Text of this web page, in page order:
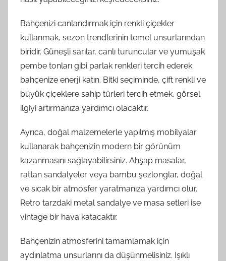
Bahçenizi canlandırmak için renkli çiçekler
kullanmak, sezon trendlerinin temel unsurlarından
biridir. Güneşli sarılar, canlı turuncular ve yumuşak
pembe tonları gibi parlak renkleri tercih ederek
bahçenize enerji katın. Bitki seçiminde, çift renkli ve
büyük çiçeklere sahip türleri tercih etmek, görsel
ilgiyi artırmanıza yardımcı olacaktır.
Ayrıca, doğal malzemelerle yapılmış mobilyalar
kullanarak bahçenizin modern bir görünüm
kazanmasını sağlayabilirsiniz. Ahşap masalar,
rattan sandalyeler veya bambu şezlonglar, doğal
ve sıcak bir atmosfer yaratmanıza yardımcı olur.
Retro tarzdaki metal sandalye ve masa setleri ise
vintage bir hava katacaktır.
Bahçenizin atmosferini tamamlamak için
aydınlatma unsurlarını da düşünmelisiniz. Işıklı